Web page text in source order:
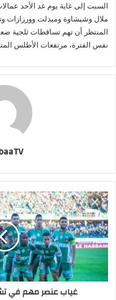
السبت إلى غاية يوم غد الأحد
ملال وشيشاوة وميدلت وورزازات
نفس الفترة، مرتفعات الأطلس
غياب عنصر مهم في